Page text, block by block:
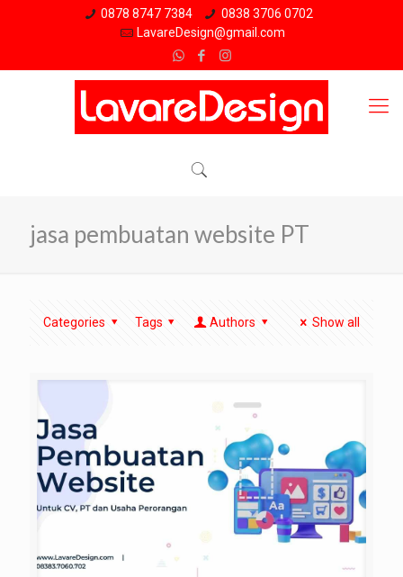
0878 8747 7384
0838 3706 0702
LavareDesign@gmail.com
jasa pembuatan website PT
Categories Tags Authors Show all